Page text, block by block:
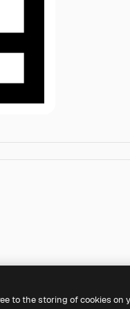
to the storing of cookies on